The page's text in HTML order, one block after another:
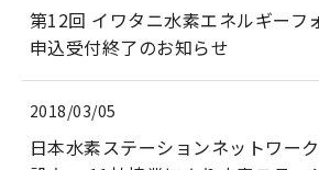
第12回 イワタニ水素エネルギーフ
申込受付終了のお知らせ
2018/03/05
日本水素ステーションネットワー